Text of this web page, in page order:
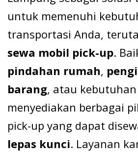
untuk memenuhi
transportasi Anda,
sewa mobil pick-up.
pindahan rumah,
barang, atau
menyediakan berbagai
pick-up yang dapat
lepas kunci. Layanan